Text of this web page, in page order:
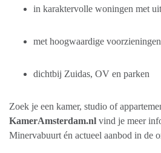
in karaktervolle woningen met
met hoogwaardige
dichtbij Zuidas, OV en parken
Zoek je een kamer, studio of
KamerAmsterdam.nl vind je meer
Minervabuurt én actueel aanbod in de